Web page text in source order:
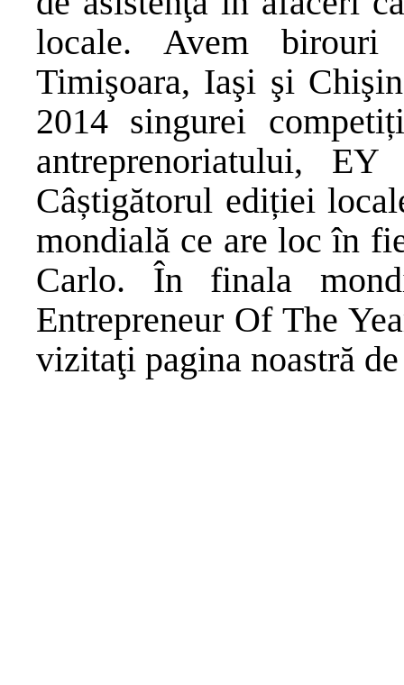
locale. Avem birouri
Timişoara, Iaşi şi
2014 singurei
antreprenoriatului,
Câștigătorul ediției
mondială ce are loc în
Carlo. În finala
Entrepreneur Of The
vizitaţi pagina noastră